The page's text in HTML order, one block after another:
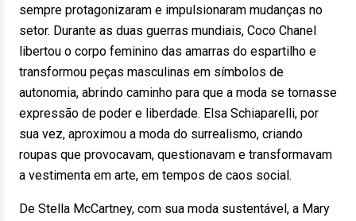
sempre protagonizaram e impulsionaram mudanças no
setor. Durante as duas guerras mundiais, Coco Chanel
libertou o corpo feminino das amarras do espartilho e
transformou peças masculinas em símbolos de
autonomia, abrindo caminho para que a moda se tornasse
expressão de poder e liberdade. Elsa Schiaparelli, por
sua vez, aproximou a moda do surrealismo, criando
roupas que provocavam, questionavam e transformavam
a vestimenta em arte, em tempos de caos social.
De Stella McCartney, com sua moda sustentável, a Mary